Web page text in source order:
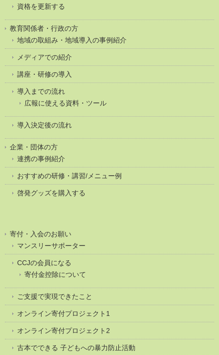
資格を更新する
教育関係者・行政の方
地域の取組み・地域導入の事例紹介
メディアでの紹介
講座・研修の導入
導入までの流れ
広報に使える資料・ツール
導入決定後の流れ
企業・団体の方
連携の事例紹介
おすすめの研修・講習/メニュー例
啓発グッズを購入する
寄付・入会のお願い
マンスリーサポーター
CCJの会員になる
寄付金控除について
ご支援で実現できたこと
オンライン寄付プロジェクト1
オンライン寄付プロジェクト2
古本でできる 子どもへの暴力防止活動